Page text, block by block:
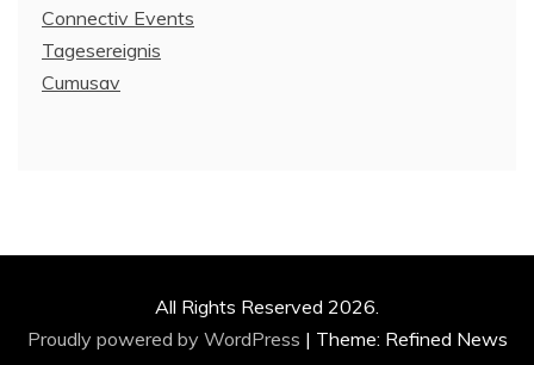
Connectiv Events
Tagesereignis
Cumusav
All Rights Reserved 2026.
Proudly powered by WordPress | Theme: Refined News